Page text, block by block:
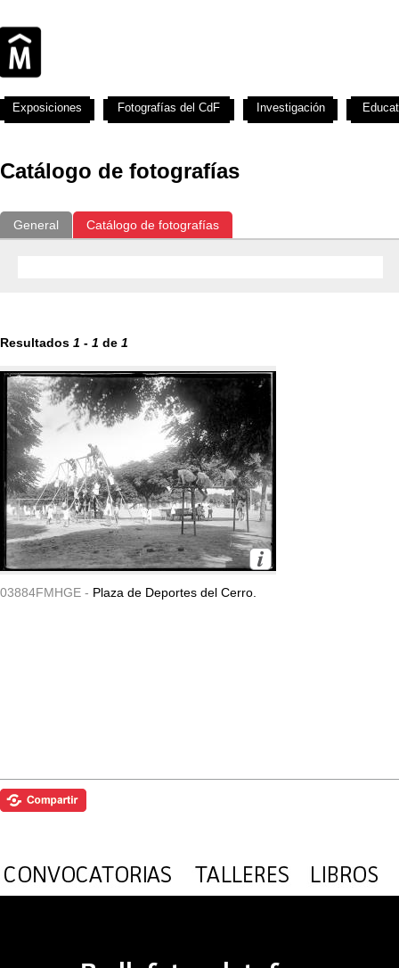
Catálogo de fotografías
General Catálogo de fotografías
Resultados 1 - 1 de 1
03884FMHGE - Plaza de Deportes del Cerro.
Exposiciones Fotografías del CdF Investigación